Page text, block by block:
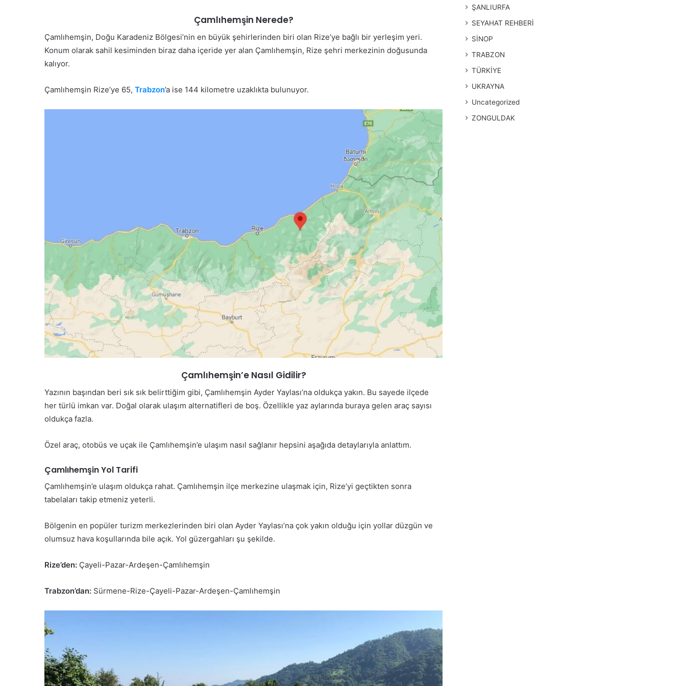
Çamlıhemşin Nerede?
Çamlıhemşin, Doğu Karadeniz Bölgesi’nin en büyük şehirlerinden biri olan Rize’ye bağlı bir yerleşim yeri.
Konum olarak sahil kesiminden biraz daha içeride yer alan Çamlıhemşin, Rize şehri merkezinin doğusunda
kalıyor.
Çamlıhemşin Rize’ye 65, Trabzon’a ise 144 kilometre uzaklıkta bulunuyor.
Çamlıhemşin’e Nasıl Gidilir?
Yazının başından beri sık sık belirttiğim gibi, Çamlıhemşin Ayder Yaylası’na oldukça yakın. Bu sayede ilçede
her türlü imkan var. Doğal olarak ulaşım alternatifleri de boş. Özellikle yaz aylarında buraya gelen araç sayısı
oldukça fazla.
Özel araç, otobüs ve uçak ile Çamlıhemşin’e ulaşım nasıl sağlanır hepsini aşağıda detaylarıyla anlattım.
Çamlıhemşin Yol Tarifi
Çamlıhemşin’e ulaşım oldukça rahat. Çamlıhemşin ilçe merkezine ulaşmak için, Rize’yi geçtikten sonra
tabelaları takip etmeniz yeterli.
Bölgenin en popüler turizm merkezlerinden biri olan Ayder Yaylası’na çok yakın olduğu için yollar düzgün ve
olumsuz hava koşullarında bile açık. Yol güzergahları şu şekilde.
Rize’den: Çayeli-Pazar-Ardeşen-Çamlıhemşin
Trabzon’dan: Sürmene-Rize-Çayeli-Pazar-Ardeşen-Çamlıhemşin
ŞANLIURFA
SEYAHAT REHBERİ
SİNOP
TRABZON
TÜRKİYE
UKRAYNA
Uncategorized
ZONGULDAK